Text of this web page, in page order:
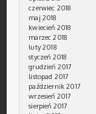
czerwiec 2018
maj 2018
kwiecień 2018
marzec 2018
luty 2018
styczeń 2018
grudzień 2017
listopad 2017
październik 2017
wrzesień 2017
sierpień 2017